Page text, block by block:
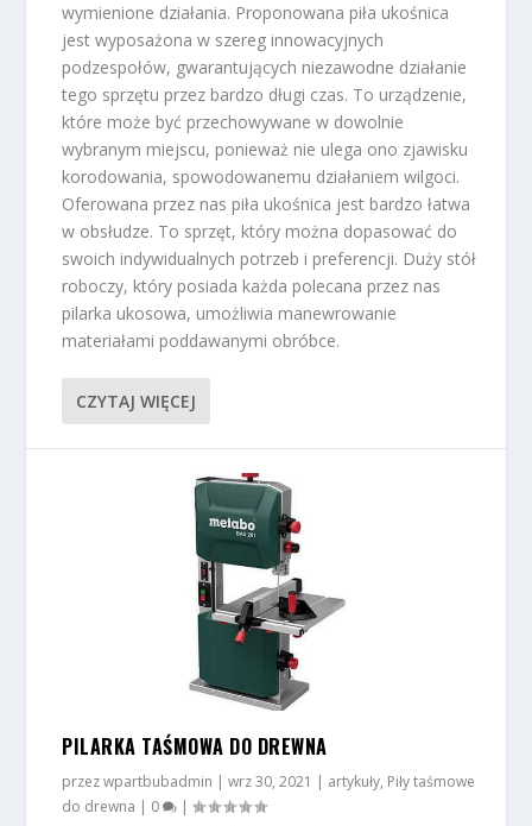
wymienione działania. Proponowana piła ukośnica
jest wyposażona w szereg innowacyjnych
podzespołów, gwarantujących niezawodne działanie
tego sprzętu przez bardzo długi czas. To urządzenie,
które może być przechowywane w dowolnie
wybranym miejscu, ponieważ nie ulega ono zjawisku
korodowania, spowodowanemu działaniem wilgoci.
Oferowana przez nas piła ukośnica jest bardzo łatwa
w obsłudze. To sprzęt, który można dopasować do
swoich indywidualnych potrzeb i preferencji. Duży stół
roboczy, który posiada każda polecana przez nas
pilarka ukosowa, umożliwia manewrowanie
materiałami poddawanymi obróbce.
CZYTAJ WIĘCEJ
PILARKA TAŚMOWA DO DREWNA
przezwpartbubadmin |wrz 30, 2021 | artykuły, Piły taśmowe
do drewna | 0 |